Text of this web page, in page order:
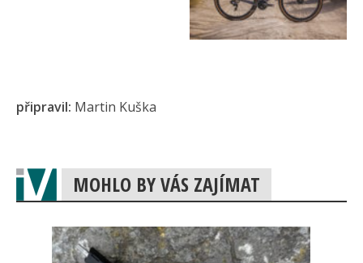
připravil: Martin Kuška
MOHLO BY VÁS ZAJÍMAT